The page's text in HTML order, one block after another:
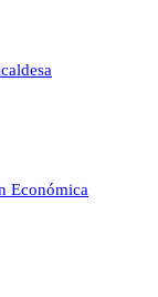
Económica